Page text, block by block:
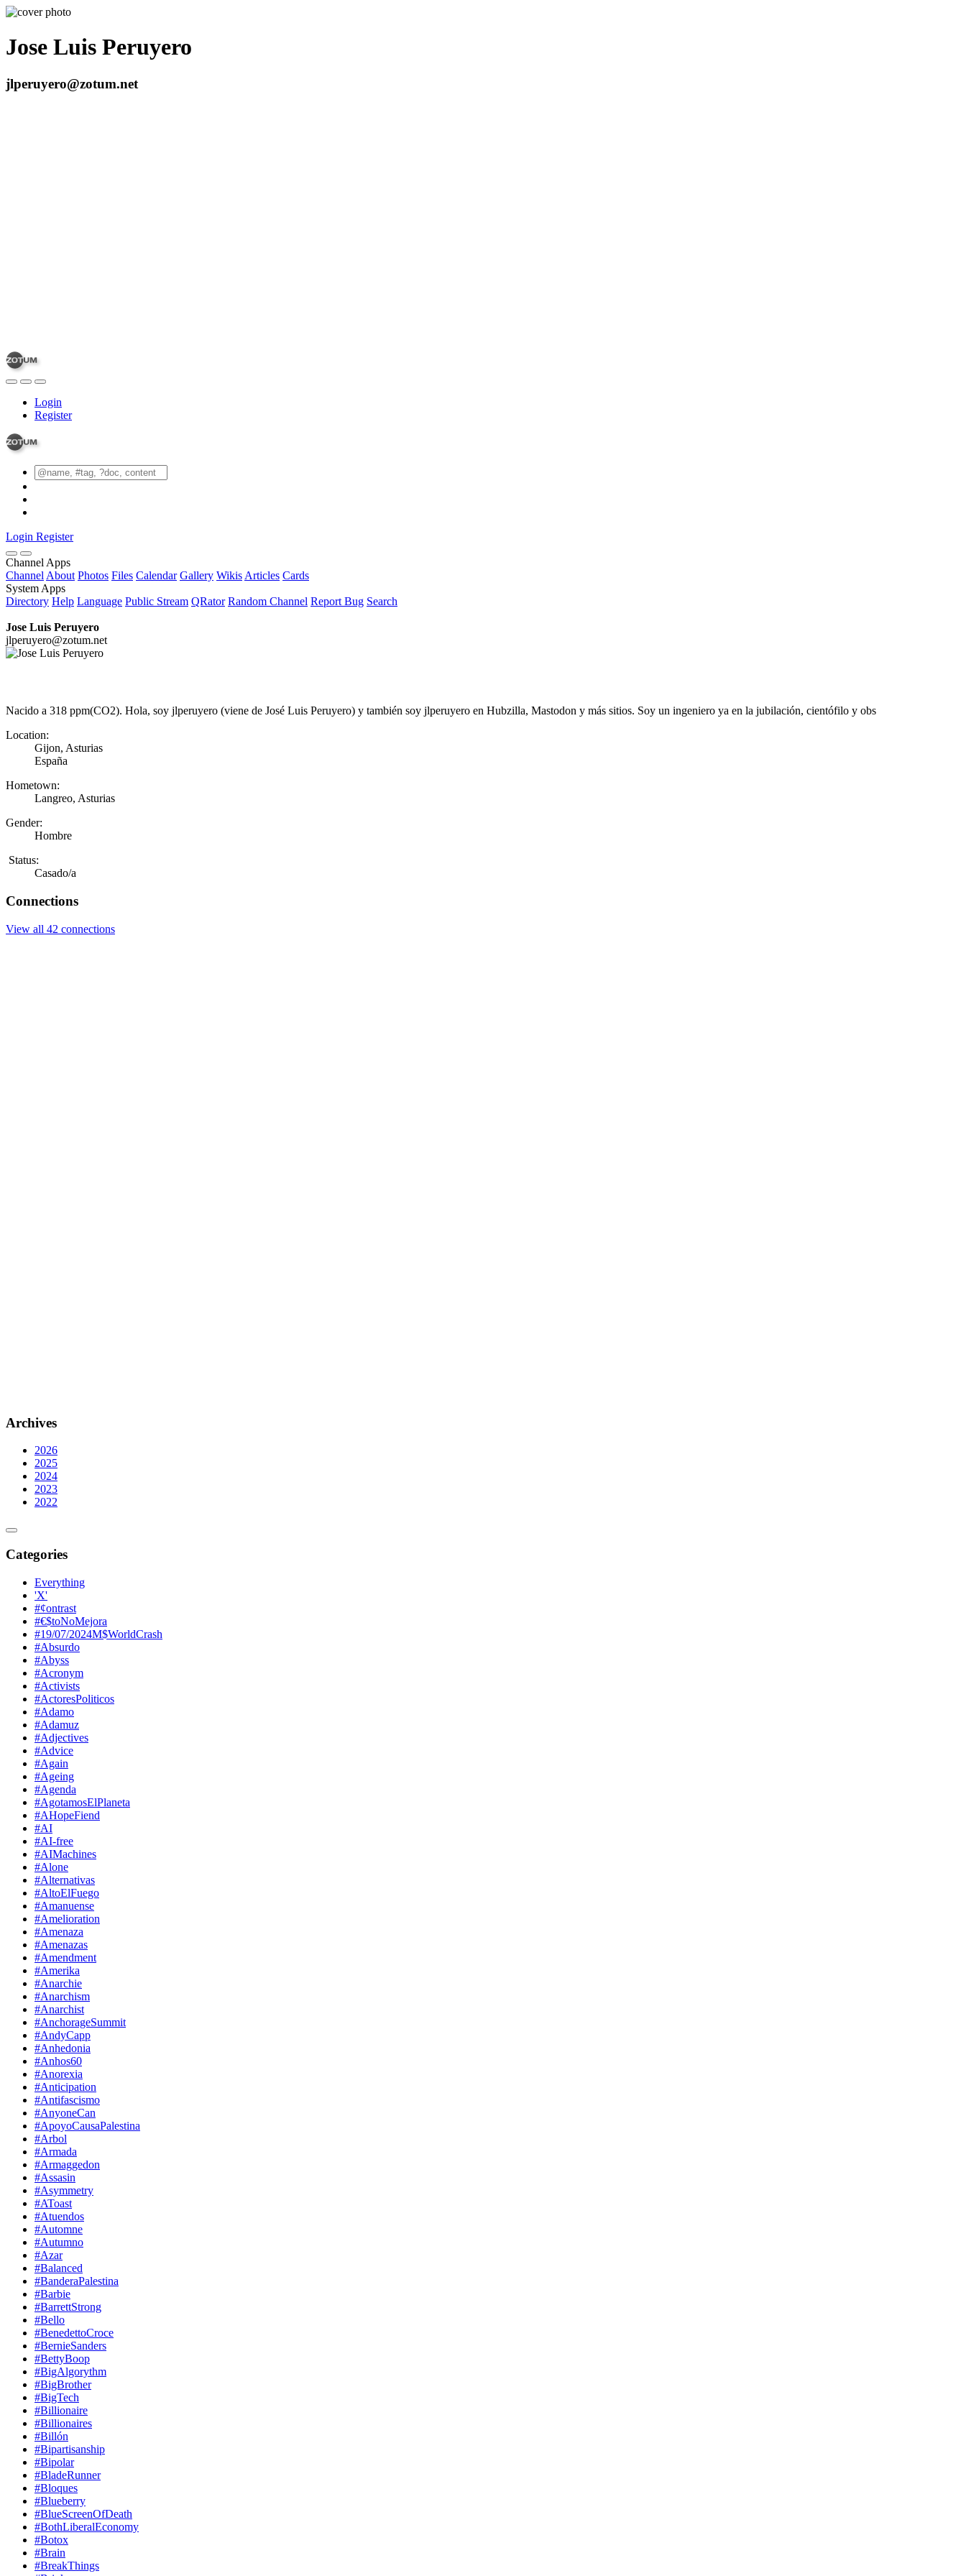
Jose Luis Peruyero
jlperuyero@zotum.net
Login
Register
Login Register
Channel Apps
Channel About Photos Files Calendar Gallery Wikis Articles Cards
System Apps
Directory Help Language Public Stream QRator Random Channel Report Bug Search
Jose Luis Peruyero
jlperuyero@zotum.net
Nacido a 318 ppm(CO2). Hola, soy jlperuyero (viene de José Luis Peruyero) y también soy jlperuyero en Hubzilla, Mastodon y más sitios. Soy un ingeniero ya en la jubilación, cientófilo y obs
Location:
Gijon, Asturias
España
Hometown:
Langreo, Asturias
Gender:
Hombre
Status:
Casado/a
Connections
View all 42 connections
Archives
2026
2025
2024
2023
2022
Categories
Everything
'X'
#¢ontrast
#€$toNoMejora
#19/07/2024M$WorldCrash
#Absurdo
#Abyss
#Acronym
#Activists
#ActoresPoliticos
#Adamo
#Adamuz
#Adjectives
#Advice
#Again
#Ageing
#Agenda
#AgotamosElPlaneta
#AHopeFiend
#AI
#AI-free
#AIMachines
#Alone
#Alternativas
#AltoElFuego
#Amanuense
#Amelioration
#Amenaza
#Amenazas
#Amendment
#Amerika
#Anarchie
#Anarchism
#Anarchist
#AnchorageSummit
#AndyCapp
#Anhedonia
#Anhos60
#Anorexia
#Anticipation
#Antifascismo
#AnyoneCan
#ApoyoCausaPalestina
#Arbol
#Armada
#Armaggedon
#Assasin
#Asymmetry
#AToast
#Atuendos
#Automne
#Autumno
#Azar
#Balanced
#BanderaPalestina
#Barbie
#BarrettStrong
#Bello
#BenedettoCroce
#BernieSanders
#BettyBoop
#BigAlgorythm
#BigBrother
#BigTech
#Billionaire
#Billionaires
#Billón
#Bipartisanship
#Bipolar
#BladeRunner
#Bloques
#Blueberry
#BlueScreenOfDeath
#BothLiberalEconomy
#Botox
#Brain
#BreakThings